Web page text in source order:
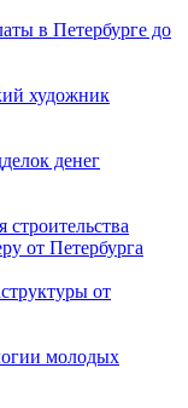
в Петербурге до
художник
денег
от Петербурга
от
молодых